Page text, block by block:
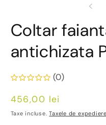
Coltar
antichizata
(0)
Preț
obișnuit
456,00 lei
Taxe incluse.Taxele de expediere